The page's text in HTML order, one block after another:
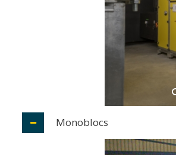
Monoblocs